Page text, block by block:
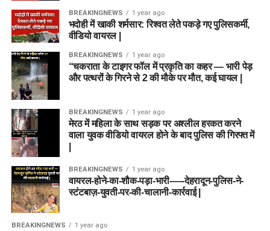
BREAKINGNEWS 1 year ago
भदोही में खाकी शर्मसार: रिश्वत लेते पकड़े गए पुलिसकर्मी,
वीडियो वायरल |
BREAKINGNEWS 1 year ago
“चकराता के टाइगर फॉल में प्रकृति का कहर — भारी पेड़
और पत्थरों के गिरने से 2 की मौके पर मौत, कई घायल |
BREAKINGNEWS 1 year ago
मेरठ में महिला के साथ सड़क पर अश्लील हरकत करने
वाला युवक वीडियो वायरल होने के बाद पुलिस की गिरफ्त में
BREAKINGNEWS 1 year ago
वायरल-होने-का-शौक-पड़ा-भारी-—-देहरादून-पुलिस-ने-
स्टंटबाज़-युवती-पर-की-चालानी-कार्रवाई |
BREAKINGNEWS 1 year ago